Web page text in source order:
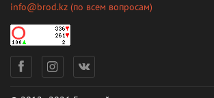
info@brod.kz (по всем вопросам)